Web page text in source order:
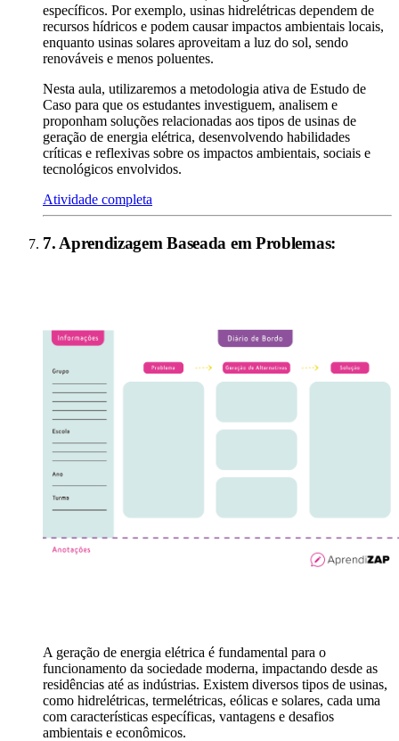
específicos. Por exemplo, usinas hidrelétricas dependem de
recursos hídricos e podem causar impactos ambientais locais,
enquanto usinas solares aproveitam a luz do sol, sendo
renováveis e menos poluentes.
Nesta aula, utilizaremos a metodologia ativa de Estudo de
Caso para que os estudantes investiguem, analisem e
proponham soluções relacionadas aos tipos de usinas de
geração de energia elétrica, desenvolvendo habilidades
críticas e reflexivas sobre os impactos ambientais, sociais e
tecnológicos envolvidos.
Atividade completa
7. Aprendizagem Baseada em Problemas:
A geração de energia elétrica é fundamental para o
funcionamento da sociedade moderna, impactando desde as
residências até as indústrias. Existem diversos tipos de usinas,
como hidrelétricas, termelétricas, eólicas e solares, cada uma
com características específicas, vantagens e desafios
ambientais e econômicos.